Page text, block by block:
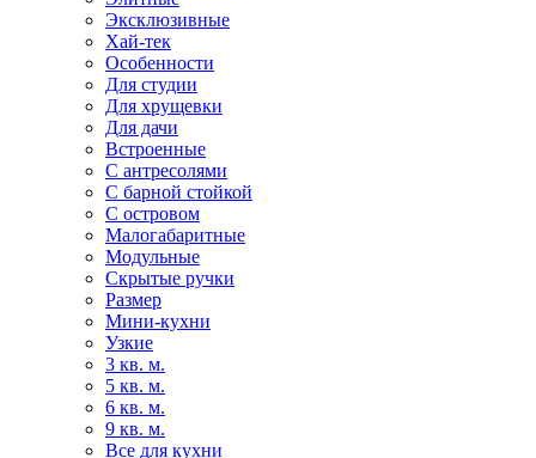
Эксклюзивные
Хай-тек
Особенности
Для студии
Для хрущевки
Для дачи
Встроенные
С антресолями
С барной стойкой
С островом
Малогабаритные
Модульные
Скрытые ручки
Размер
Мини-кухни
Узкие
3 кв. м.
5 кв. м.
6 кв. м.
9 кв. м.
Все для кухни